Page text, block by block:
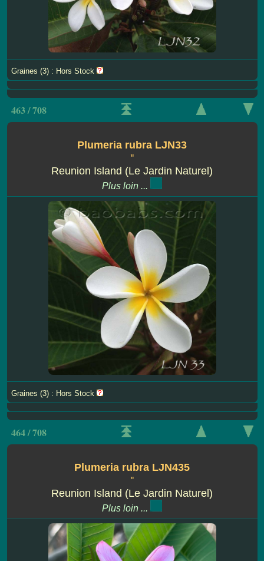
Graines (3) : Hors Stock
463 / 708
Plumeria rubra LJN33
''
Reunion Island (Le Jardin Naturel)
Plus loin ...
Graines (3) : Hors Stock
464 / 708
Plumeria rubra LJN435
''
Reunion Island (Le Jardin Naturel)
Plus loin ...